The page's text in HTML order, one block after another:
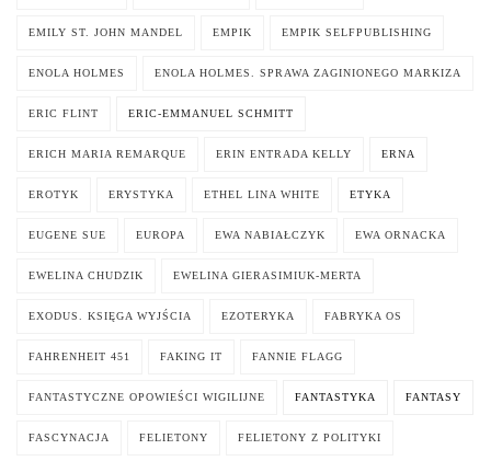
EMILY ST. JOHN MANDEL EMPIK EMPIK SELFPUBLISHING
ENOLA HOLMES ENOLA HOLMES. SPRAWA ZAGINIONEGO MARKIZA
ERIC FLINT ERIC-EMMANUEL SCHMITT
ERICH MARIA REMARQUE ERIN ENTRADA KELLY ERNA
EROTYK ERYSTYKA ETHEL LINA WHITE ETYKA
EUGENE SUE EUROPA EWA NABIAŁCZYK EWA ORNACKA
EWELINA CHUDZIK EWELINA GIERASIMIUK-MERTA
EXODUS. KSIĘGA WYJŚCIA EZOTERYKA FABRYKA OS
FAHRENHEIT 451 FAKING IT FANNIE FLAGG
FANTASTYCZNE OPOWIEŚCI WIGILIJNE FANTASTYKA FANTASY
FASCYNACJA FELIETONY FELIETONY Z POLITYKI